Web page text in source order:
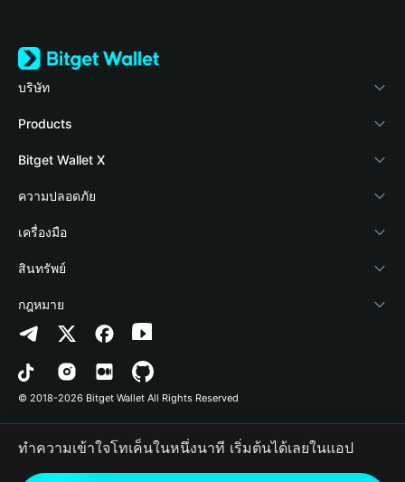
บริษัท
เกี่ยวกับ Bitget Wallet
Blog
Academy
ข่าวสารด้านคริปโต
ศูนย์ช่วยเหลือ
ติดต่อเรา
ทรัพยากรข้อมูลของแบรนด์
อาชีพ
Products
Crypto Card
Stablecoin Earn
Payfi Crypto
Crypto Swap API
Altcoin Season Index
Prediction Markets
DApp
RWA
Bitget Wallet X
นักพัฒนา
เชื่อมต่อ Wallet
Bitget Wallet Pay
ลิสต์โปรเจกต์
ความปลอดภัย
Protection Fund
เทคโนโลยีความปลอดภัย
เครื่องมือ
ซื้อคริปโต
การตรวจจับการอนุญาต
การตรวจจับสัญญา
การโอนเป็นชุด
สินทรัพย์
Arbitrum
Avalanche
Bitcoin
Polygon
กฎหมาย
นโยบายความเป็นส่วนตัว
ข้อตกลงในการใช้บริการ
© 2018-2026 Bitget Wallet All Rights Reserved
ทำความเข้าใจโทเค็นในหนึ่งนาที เริ่มต้นได้เลยในแอป